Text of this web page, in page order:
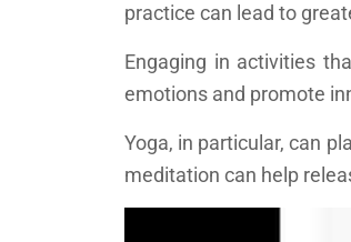
practice can lead to
Engaging in activities
emotions and promote
Yoga, in particular, can
meditation can help